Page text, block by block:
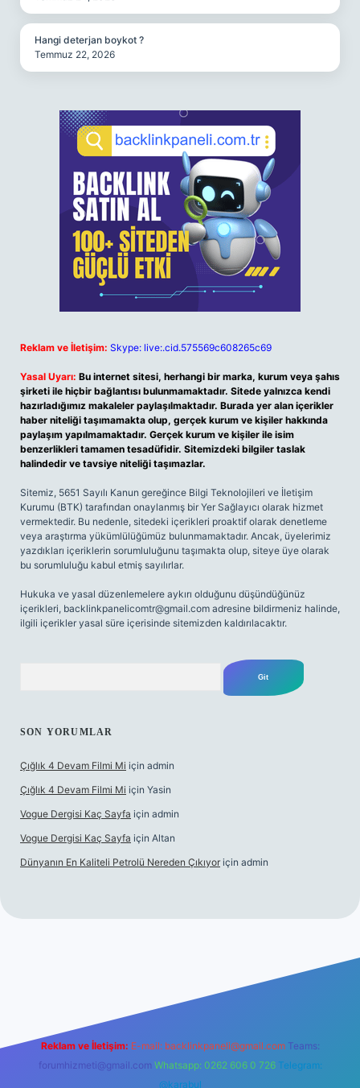
Hangi deterjan boykot ?
Temmuz 22, 2026
Reklam ve İletişim: Skype: live:.cid.575569c608265c69
Yasal Uyarı: Bu internet sitesi, herhangi bir marka, kurum veya şahıs
şirketi ile hiçbir bağlantısı bulunmamaktadır. Sitede yalnızca kendi
hazırladığımız makaleler paylaşılmaktadır. Burada yer alan içerikler
haber niteliği taşımamakta olup, gerçek kurum ve kişiler hakkında
paylaşım yapılmamaktadır. Gerçek kurum ve kişiler ile isim
benzerlikleri tamamen tesadüfidir. Sitemizdeki bilgiler taslak
halindedir ve tavsiye niteliği taşımazlar.
Sitemiz, 5651 Sayılı Kanun gereğince Bilgi Teknolojileri ve İletişim
Kurumu (BTK) tarafından onaylanmış bir Yer Sağlayıcı olarak hizmet
vermektedir. Bu nedenle, sitedeki içerikleri proaktif olarak denetleme
veya araştırma yükümlülüğümüz bulunmamaktadır. Ancak, üyelerimiz
yazdıkları içeriklerin sorumluluğunu taşımakta olup, siteye üye olarak
bu sorumluluğu kabul etmiş sayılırlar.
Hukuka ve yasal düzenlemelere aykırı olduğunu düşündüğünüz
içerikleri, backlinkpanelicomtr@gmail.com adresine bildirmeniz halinde,
ilgili içerikler yasal süre içerisinde sitemizden kaldırılacaktır.
SON YORUMLAR
Çığlık 4 Devam Filmi Mi için admin
Çığlık 4 Devam Filmi Mi için Yasin
Vogue Dergisi Kaç Sayfa için admin
Vogue Dergisi Kaç Sayfa için Altan
Dünyanın En Kaliteli Petrolü Nereden Çıkıyor için admin
Reklam ve İletişim: E-mail: backlinkpaneli@gmail.com Teams:
forumhizmeti@gmail.com Whatsapp: 0262 606 0 726 Telegram:
@karabul